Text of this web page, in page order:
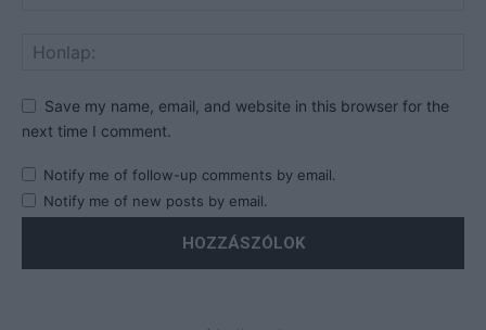
Save my name, email, and website in this browser for the
next time I comment.
Notify me of follow-up comments by email.
Notify me of new posts by email.